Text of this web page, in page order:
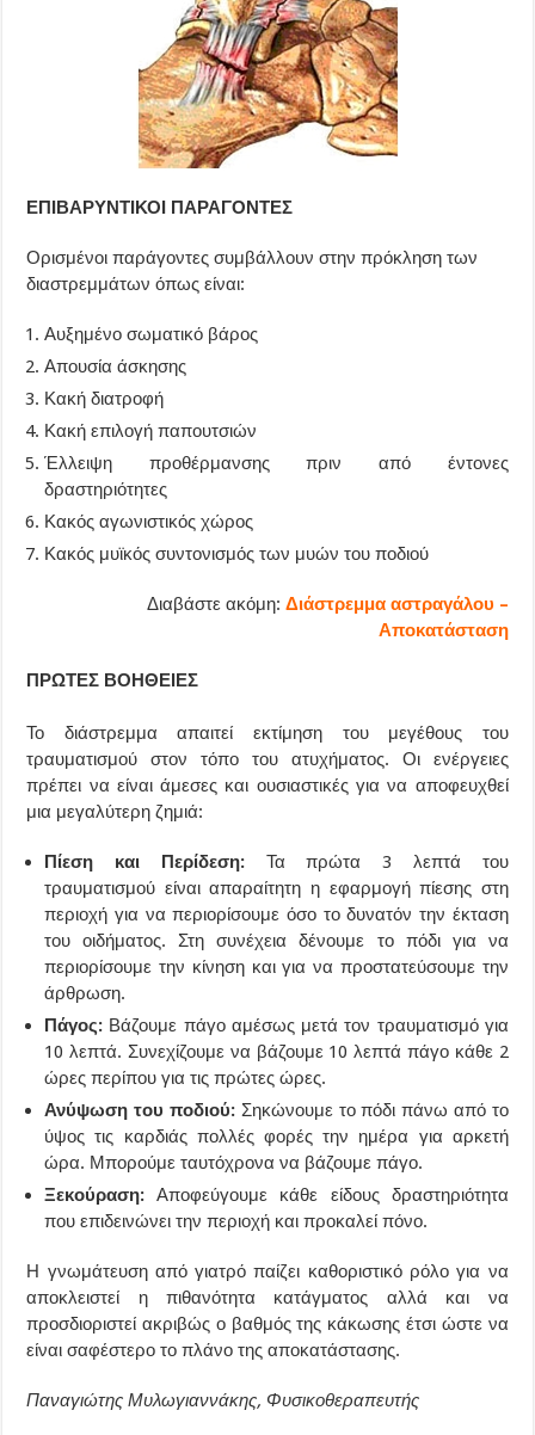
ΕΠΙΒΑΡΥΝΤΙΚΟΙ ΠΑΡΑΓΟΝΤΕΣ
Ορισμένοι παράγοντες συμβάλλουν στην πρόκληση των
διαστρεμμάτων όπως είναι:
Αυξημένο σωματικό βάρος
Απουσία άσκησης
Κακή διατροφή
Κακή επιλογή παπουτσιών
Έλλειψη προθέρμανσης πριν από έντονες
δραστηριότητες
Κακός αγωνιστικός χώρος
Κακός μυϊκός συντονισμός των μυών του ποδιού
Διαβάστε ακόμη: Διάστρεμμα αστραγάλου –
Αποκατάσταση
ΠΡΩΤΕΣ ΒΟΗΘΕΙΕΣ
Το διάστρεμμα απαιτεί εκτίμηση του μεγέθους του
τραυματισμού στον τόπο του ατυχήματος. Οι ενέργειες
πρέπει να είναι άμεσες και ουσιαστικές για να αποφευχθεί
μια μεγαλύτερη ζημιά:
Πίεση και Περίδεση:Τα πρώτα 3 λεπτά του
τραυματισμού είναι απαραίτητη η εφαρμογή πίεσης στη
περιοχή για να περιορίσουμε όσο το δυνατόν την έκταση
του οιδήματος. Στη συνέχεια δένουμε το πόδι για να
περιορίσουμε την κίνηση και για να προστατεύσουμε την
άρθρωση.
Πάγος: Βάζουμε πάγο αμέσως μετά τον τραυματισμό για
10 λεπτά. Συνεχίζουμε να βάζουμε 10 λεπτά πάγο κάθε 2
ώρες περίπου για τις πρώτες ώρες.
Ανύψωση του ποδιού:Σηκώνουμε το πόδι πάνω από το
ύψος τις καρδιάς πολλές φορές την ημέρα για αρκετή
ώρα. Μπορούμε ταυτόχρονα να βάζουμε πάγο.
Ξεκούραση: Αποφεύγουμε κάθε είδους δραστηριότητα
που επιδεινώνει την περιοχή και προκαλεί πόνο.
Η γνωμάτευση από γιατρό παίζει καθοριστικό ρόλο για να
αποκλειστεί η πιθανότητα κατάγματος αλλά και να
προσδιοριστεί ακριβώς ο βαθμός της κάκωσης έτσι ώστε να
είναι σαφέστερο το πλάνο της αποκατάστασης.
Παναγιώτης Μυλωγιαννάκης, Φυσικοθεραπευτής